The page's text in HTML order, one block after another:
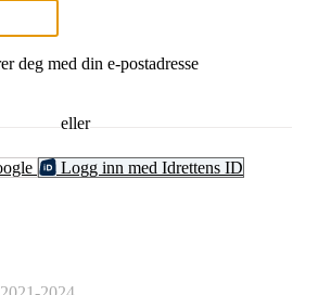
deg med din e-postadresse
eller
Logg inn med Idrettens ID